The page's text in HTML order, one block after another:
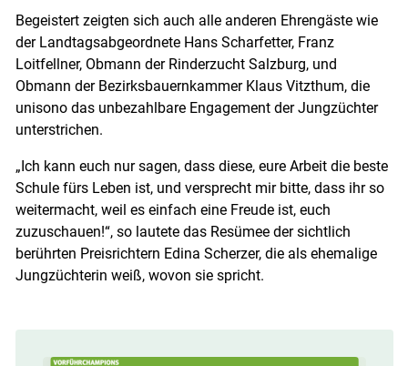
Begeistert zeigten sich auch alle anderen Ehrengäste wie
der Landtagsabgeordnete Hans Scharfetter, Franz
Loitfellner, Obmann der Rinderzucht Salzburg, und
Obmann der Bezirksbauernkammer Klaus Vitzthum, die
unisono das unbezahlbare Engagement der Jungzüchter
unterstrichen.
„Ich kann euch nur sagen, dass diese, eure Arbeit die beste
Schule fürs Leben ist, und versprecht mir bitte, dass ihr so
weitermacht, weil es einfach eine Freude ist, euch
zuzuschauen!“, so lautete das Resümee der sichtlich
berührten Preisrichtern Edina Scherzer, die als ehemalige
Jungzüchterin weiß, wovon sie spricht.